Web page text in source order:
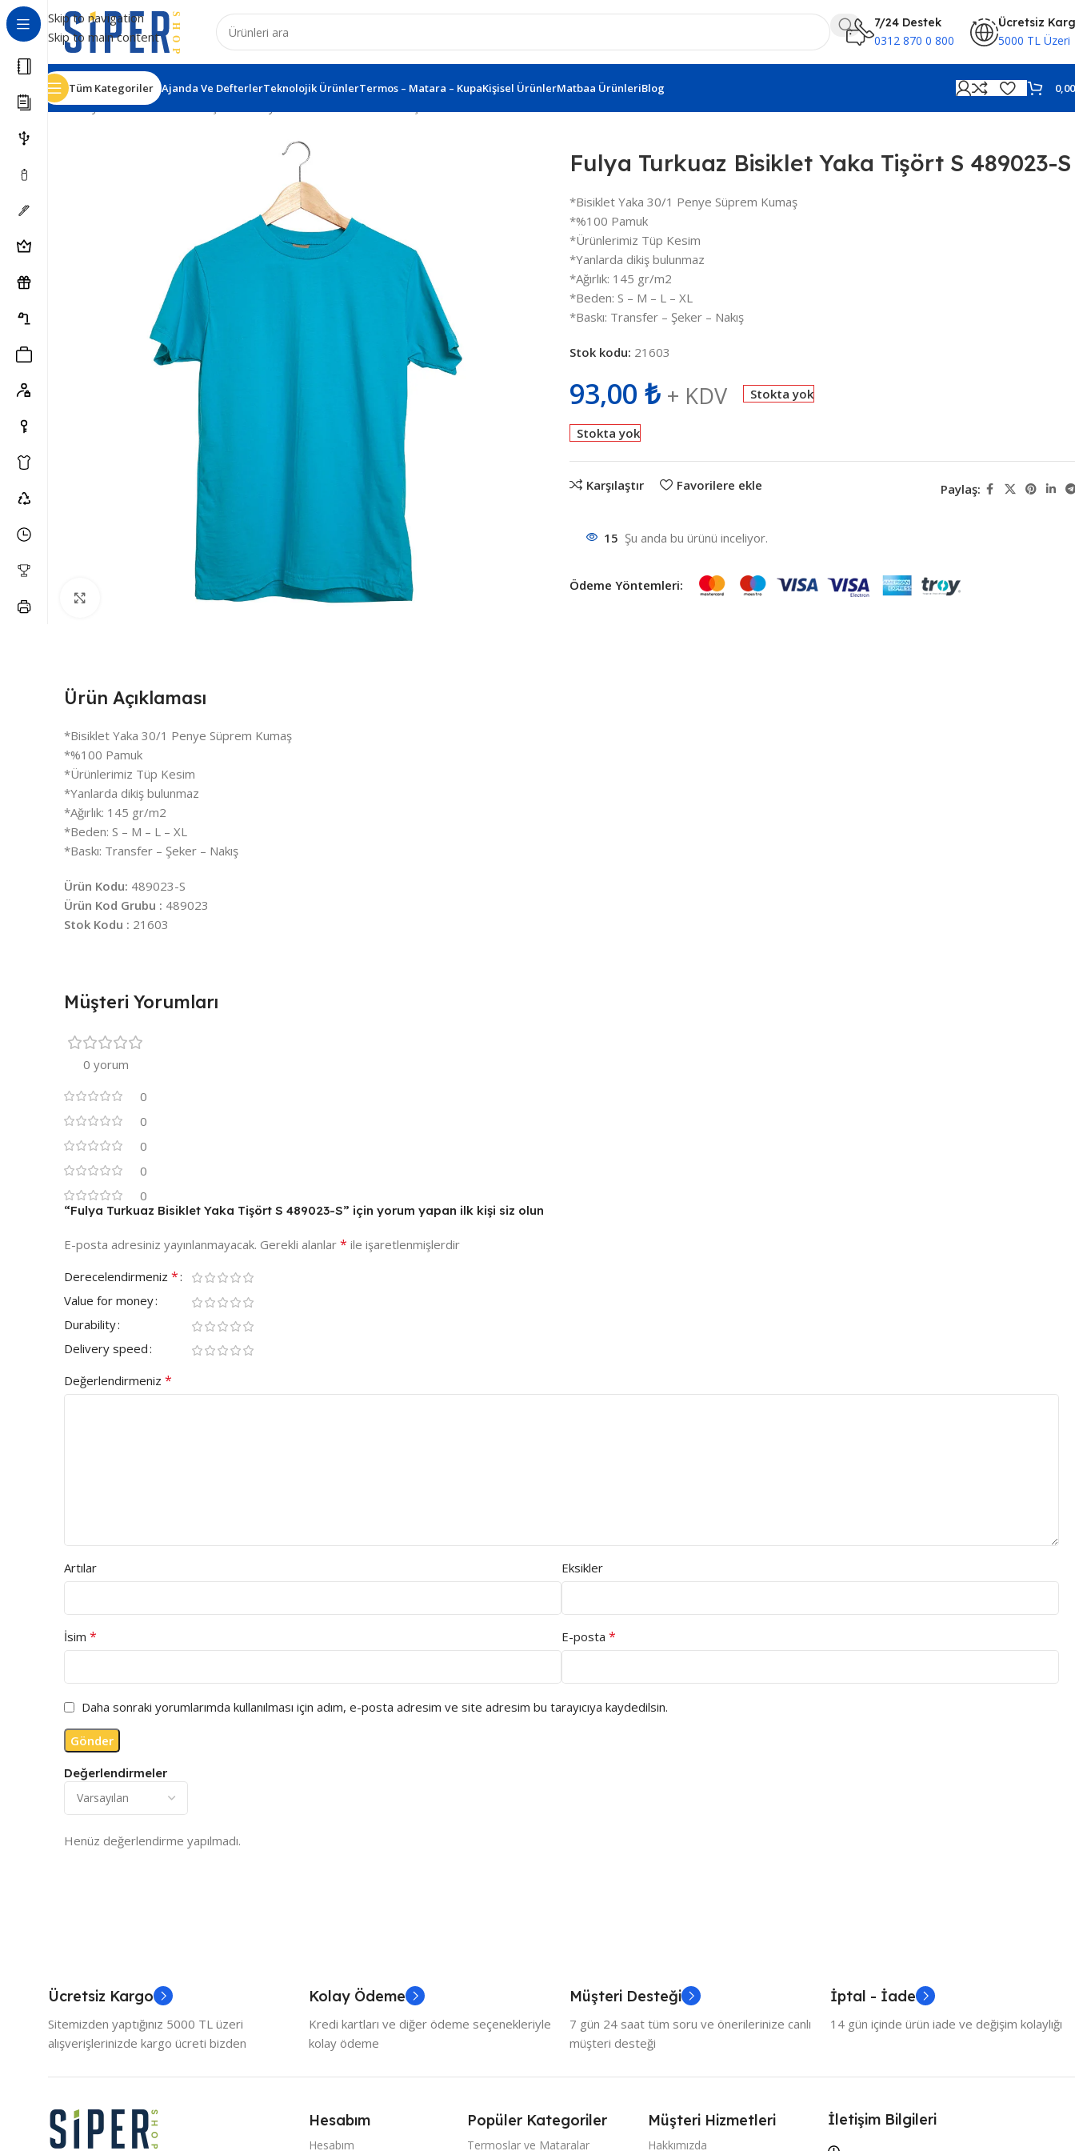
Skip to navigation
Skip to main content
7/24 Destek
0312 870 0 800
Ücretsiz
5000 TL Üzeri
Tüm Kategoriler Ajanda Ve DefterlerTeknolojik ÜrünlerTermos – Matara – KupaKişisel ÜrünlerMatbaa ÜrünleriBlog
Ana Sayfa Tekstil Ürünleri
Büyütmek için tıklayın
Fulya Turkuaz Bisiklet Yaka Tişört S 489023-S
*Bisiklet Yaka 30/1 Penye Süprem Kumaş
*%100 Pamuk
*Ürünlerimiz Tüp Kesim
*Yanlarda dikiş bulunmaz
*Ağırlık: 145 gr/m2
*Beden: S – M – L – XL
*Baskı: Transfer – Şeker – Nakış
Stok kodu: 21603
93,00 ₺ + KDV Stokta yok
Stokta yok
Karşılaştır Favorilere ekle Paylaş:
15 Şu anda bu ürünü inceliyor.
Ödeme Yöntemleri:
Ürün Açıklaması
*Bisiklet Yaka 30/1 Penye Süprem Kumaş
*%100 Pamuk
*Ürünlerimiz Tüp Kesim
*Yanlarda dikiş bulunmaz
*Ağırlık: 145 gr/m2
*Beden: S – M – L – XL
*Baskı: Transfer – Şeker – Nakış
Ürün Kodu: 489023-S
Ürün Kod Grubu : 489023
Stok Kodu : 21603
Müşteri Yorumları
0 yorum
0
0
0
0
0
Değerlendirmeler
Henüz değerlendirme yapılmadı.
“Fulya Turkuaz Bisiklet Yaka Tişört S 489023-S” için yorum yapan ilk kişi siz olun
E-posta adresiniz yayınlanmayacak. Gerekli alanlar * ile işaretlenmişlerdir
Derecelendirmeniz *
Value for money
Durability
Delivery speed
Değerlendirmeniz *
Artılar Eksikler
İsim * E-posta *
Daha sonraki yorumlarımda kullanılması için adım, e-posta adresim ve site adresim bu tarayıcıya kaydedilsin.
Ücretsiz Kargo
Sitemizden yaptığınız 5000 TL üzeri
alışverişlerinizde kargo ücreti bizden
Kolay Ödeme
Kredi kartları ve diğer ödeme seçenekleriyle
kolay ödeme
Müşteri Desteği
7 gün 24 saat tüm soru ve önerilerinize canlı
müşteri desteği
İptal - İade
14 gün içinde ürün iade ve değişim kolaylığı
Hesabım
Hesabım
Popüler Kategoriler
Termoslar ve Mataralar
Müşteri Hizmetleri
Hakkımızda
İletişim Bilgileri